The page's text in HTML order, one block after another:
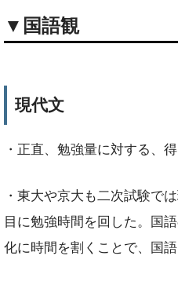
▼国語観
現代文
・正直、勉強量に対する、
・東大や京大も二次試験で
目に勉強時間を回した。国
化に時間を割くことで、国